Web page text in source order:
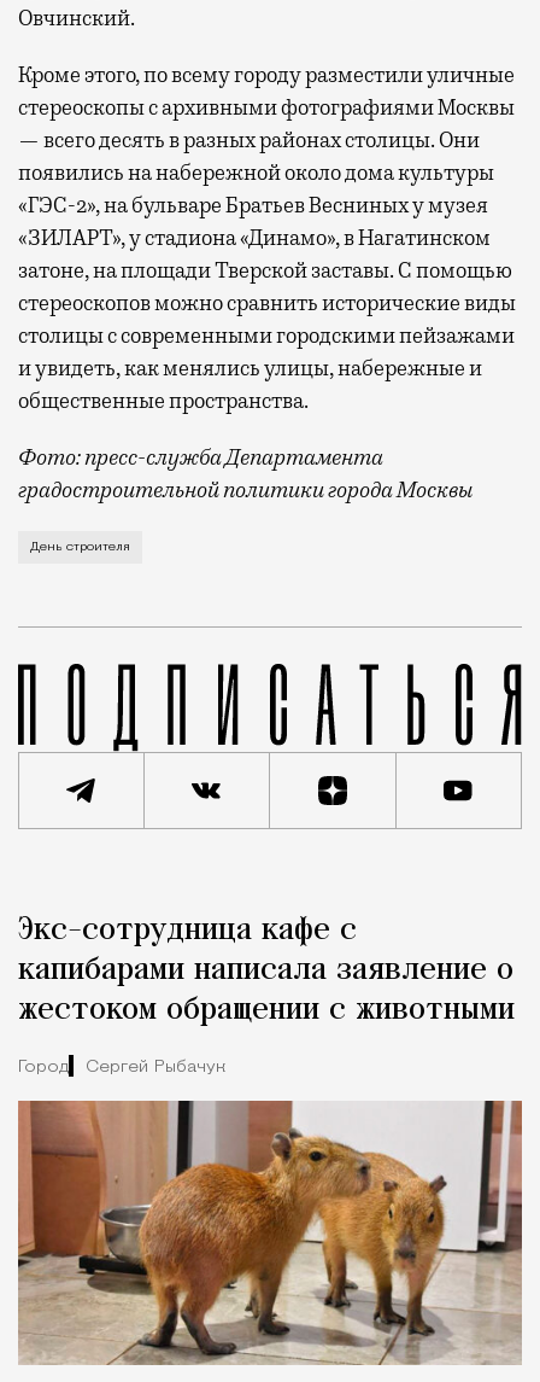
Овчинский.
Кроме этого, по всему городу разместили уличные
стереоскопы с архивными фотографиями Москвы
— всего десять в разных районах столицы. Они
появились на набережной около дома культуры
«ГЭС-2», на бульваре Братьев Весниных у музея
«ЗИЛАРТ», у стадиона «Динамо», в Нагатинском
затоне, на площади Тверской заставы. С помощью
стереоскопов можно сравнить исторические виды
столицы с современными городскими пейзажами
и увидеть, как менялись улицы, набережные и
общественные пространства.
Фото: пресс-служба Департамента
градостроительной политики города Москвы
В этом году профессиональный праздник День
День строителя
Город
Экс-сотрудница кафе с
капибарами написала заявление о
жестоком обращении с животными
Город Сергей Рыбачук